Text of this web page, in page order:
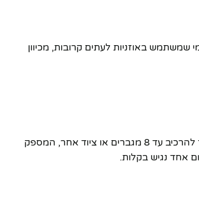
באוזניות לעתים קרובות, מכיוון
השולחן EX-100 מציע משטח עבודה מרווח ומדף עליון שיכול להכיל עד שני צגי תצוגה ורמקולים. בנוסף, השולחן כולל עיצוב מתלה 4U המאפשר לך להרכיב עד 8 מגברים או ציוד אחר, המספק
אחד נגיש בקלות.